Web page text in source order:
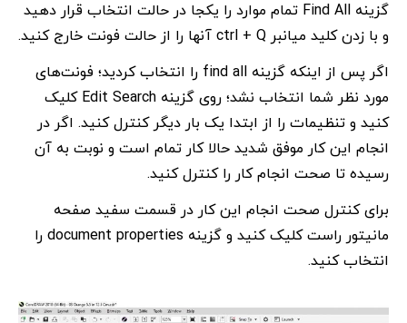
گزینه Find All تمام موارد را یکجا در حالت انتخاب قرار دهید
و با زدن کلید میانبر ctrl + Q آنها را از حالت فونت خارج کنید.
اگر پس از اینکه گزینه find all را انتخاب کردید؛ فونت‌های
مورد نظر شما انتخاب نشد؛ روی گزینه Edit Search کلیک
کنید و تنظیمات را از ابتدا یک بار دیگر کنترل کنید. اگر در
انجام این کار موفق شدید حالا کار تمام است و نوبت به آن
رسیده تا صحت انجام کار را کنترل کنید.
برای کنترل صحت انجام این کار در قسمت سفید صفحه
مانیتور راست کلیک کنید و گزینه document properties را
انتخاب کنید.